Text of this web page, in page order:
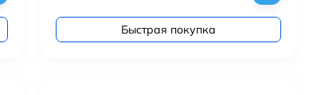
Быстрая покупка